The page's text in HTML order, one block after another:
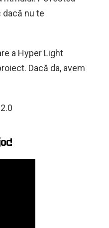
nu te
a Hyper Light
Dacă da, avem